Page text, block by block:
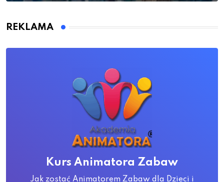
REKLAMA
Kurs Animatora Zabaw
Jak zostać Animatorem Zabaw dla Dzieci i